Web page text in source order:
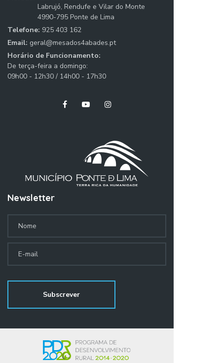
Labrujó, Rendufe e Vilar do Monte
4990-795 Ponte de Lima
Telefone: 925 403 162
Email: geral@mesados4abades.pt
Horário de Funcionamento:
De terça-feira a domingo:
09h00 - 12h30 / 14h00 - 17h30
Newsletter